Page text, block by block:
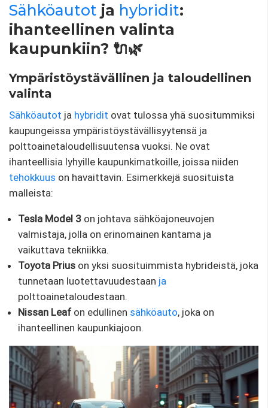
Sähköautot ja hybridit:
ihanteellinen valinta
kaupunkiin? 🔌🌿
Ympäristöystävällinen ja taloudellinen
valinta
Sähköautot ja hybridit ovat tulossa yhä suositummiksi
kaupungeissa ympäristöystävällisyytensä ja
polttoainetaloudellisuutensa vuoksi. Ne ovat
ihanteellisia lyhyille kaupunkimatkoille, joissa niiden
tehokkuus on havaittavin. Esimerkkejä suosituista
malleista:
Tesla Model 3 on johtava sähköajoneuvojen
valmistaja, jolla on erinomainen kantama ja
vaikuttava tekniikka.
Toyota Prius on yksi suosituimmista hybrideistä, joka
tunnetaan luotettavuudestaan ​​ja
polttoainetaloudestaan.
Nissan Leafon edullinen sähköauto, joka on
ihanteellinen kaupunkiajoon.